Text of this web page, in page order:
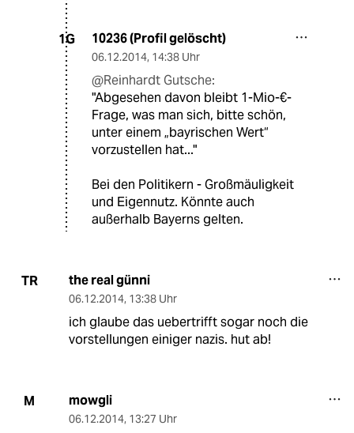
1G 10236 (Profil gelöscht)
06.12.2014, 14:38 Uhr
@Reinhardt Gutsche:
"Abgesehen davon bleibt 1-Mio-€-
Frage, was man sich, bitte schön,
unter einem „bayrischen Wert“
vorzustellen hat..."
Bei den Politikern - Großmäuligkeit
und Eigennutz. Könnte auch
außerhalb Bayerns gelten.
TR the real günni
06.12.2014, 13:38 Uhr
ich glaube das uebertrifft sogar noch die
vorstellungen einiger nazis. hut ab!
M mowgli
06.12.2014, 13:27 Uhr